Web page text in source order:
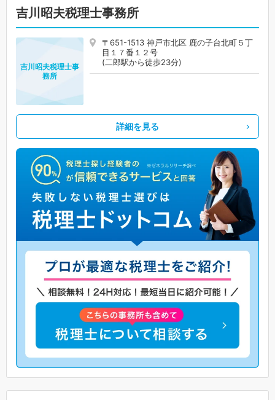
吉川昭夫税理士事務所
〒651-1513 神戸市北区 鹿の子台北町５丁
目１７番１２号
(二郎駅から徒歩23分)
吉川昭夫税理士事
務所
詳細を見る